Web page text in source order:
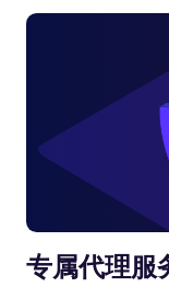
专属代理服